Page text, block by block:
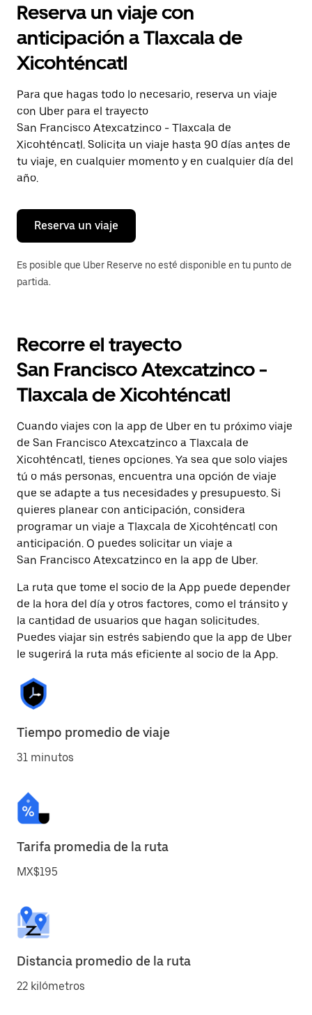
el
y
selecciona
una
Presiona
la
tecla Esc
para
cerrar
el
calendario.
Reserva un viaje con
anticipación a Tlaxcala de
Xicohténcatl
Para que hagas todo lo necesario, reserva un viaje
con Uber para el trayecto
San Francisco Atexcatzinco - Tlaxcala de
Xicohténcatl. Solicita un viaje hasta 90 días antes de
tu viaje, en cualquier momento y en cualquier día del
año.
Reserva un viaje
Es posible que Uber Reserve no esté disponible en tu punto de
partida.
Recorre el trayecto
San Francisco Atexcatzinco -
Tlaxcala de Xicohténcatl
Cuando viajes con la app de Uber en tu próximo viaje
de San Francisco Atexcatzinco a Tlaxcala de
Xicohténcatl, tienes opciones. Ya sea que solo viajes
tú o más personas, encuentra una opción de viaje
que se adapte a tus necesidades y presupuesto. Si
quieres planear con anticipación, considera
programar un viaje a Tlaxcala de Xicohténcatl con
anticipación. O puedes solicitar un viaje a
San Francisco Atexcatzinco en la app de Uber.
La ruta que tome el socio de la App puede depender
de la hora del día y otros factores, como el tránsito y
la cantidad de usuarios que hagan solicitudes.
Puedes viajar sin estrés sabiendo que la app de Uber
le sugerirá la ruta más eficiente al socio de la App.
Tiempo promedio de viaje
31 minutos
Tarifa promedia de la ruta
MX$195
Distancia promedio de la ruta
22 kilómetros